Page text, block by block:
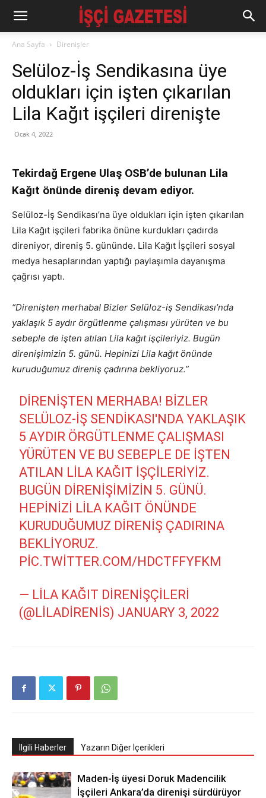
Ana Sayfa Direnişler
Selüloz-İş Sendikasına üye
oldukları için işten çıkarılan
Lila Kağıt işçileri direnişte
Ocak 4, 2022
Tekirdağ Ergene Ulaş OSB’de bulunan Lila
Kağıt önünde direniş devam ediyor.
Selüloz-İş Sendikası’na üye oldukları için işten çıkarılan
Lila Kağıt işçileri fabrika önüne kurdukları çadırda
direniyor, direniş 5. gününde. Lila Kağıt İşçileri sosyal
medya hesaplarından yaptığı paylaşımla dayanışma
çağrısı yaptı.
“Direnişten merhaba! Bizler Selüloz-iş Sendikası’nda
yaklaşık 5 aydır örgütlenme çalışması yürüten ve bu
sebeple de işten atılan Lila kağıt işçileriyiz. Bugün
direnişimizin 5. günü. Hepinizi Lila kağıt önünde
kuruduğumuz direniş çadırına bekliyoruz.”
DIRENIŞTEN MERHABA! BIZLER
SELÜLOZ-IŞ SENDIKASI'NDA YAKLAŞIK
5 AYDIR ÖRGÜTLENME ÇALIŞMASI
YÜRÜTEN VE BU SEBEPLE DE IŞTEN
ATILAN LILA KAĞIT IŞÇILERIYIZ.
BUGÜN DIRENIŞIMIZIN 5. GÜNÜ.
HEPINIZI LILA KAĞIT ÖNÜNDE
KURUDUĞUMUZ DIRENIŞ ÇADIRINA
BEKLIYORUZ.
PIC.TWITTER.COM/HDCTFFYFKM
— LILA KAĞIT DIRENIŞÇILERI
(@LILADIRENIS) JANUARY 3, 2022
İlgili Haberler Yazarın Diğer İçerikleri
Maden-İş üyesi Doruk Madencilik
İşçileri Ankara’da direnişi sürdürüyor